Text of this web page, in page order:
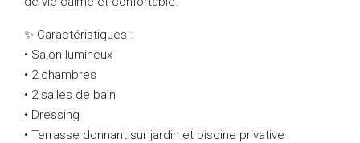
✨ Caractéristiques :
• Salon lumineux
• 2 chambres
• 2 salles de bain
• Dressing
• Terrasse donnant sur jardin et piscine privative